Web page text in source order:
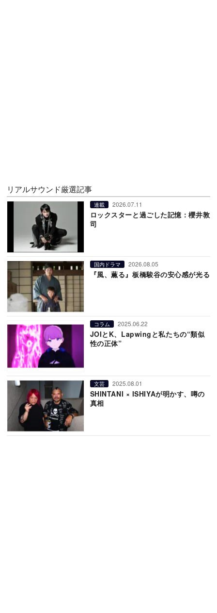
リアルサウンド厳選記事
連載 2026.07.11
ロックスターと過ごした記憶：櫻井敦
司
国内ドラマ 2026.08.05
『風、薫る』板橋駿谷の安心感が光る
コラム 2025.06.22
JOIとK、Lapwingと私たちの“類似
性の正体”
文芸 2025.08.01
SHINTANI × ISHIYAが明かす、噂の
真相